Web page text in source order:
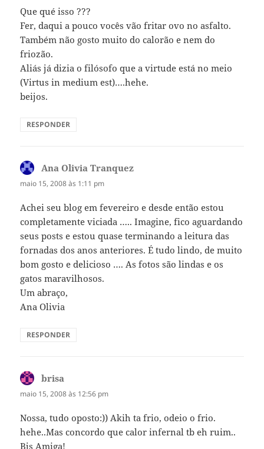
Que qué isso ???
Fer, daqui a pouco vocês vão fritar ovo no asfalto.
Também não gosto muito do calorão e nem do
friozão.
Aliás já dizia o filósofo que a virtude está no meio
(Virtus in medium est)….hehe.
beijos.
RESPONDER
Ana Olivia Tranquez
maio 15, 2008 às 1:11 pm
Achei seu blog em fevereiro e desde então estou
completamente viciada ….. Imagine, fico aguardando
seus posts e estou quase terminando a leitura das
fornadas dos anos anteriores. É tudo lindo, de muito
bom gosto e delicioso …. As fotos são lindas e os
gatos maravilhosos.
Um abraço,
Ana Olivia
RESPONDER
brisa
maio 15, 2008 às 12:56 pm
Nossa, tudo oposto:)) Akih ta frio, odeio o frio.
hehe..Mas concordo que calor infernal tb eh ruim..
Bjs Amiga!